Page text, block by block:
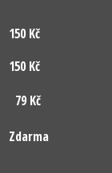
150 Kč
150 Kč
79 Kč
Zdarma